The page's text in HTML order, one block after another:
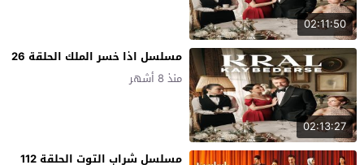
02:11:50
02:13:27
مسلسل اذا خسر الملك الحلقة 26
منذ 8 أشهر
مسلسل شراب التوت الحلقة 112